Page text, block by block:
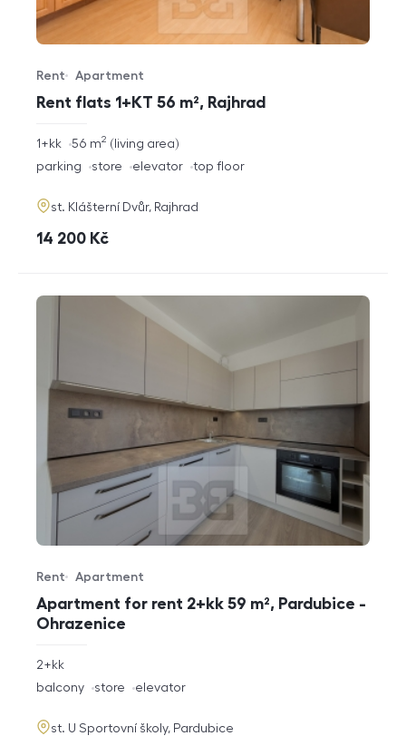
Rent flats 1+KT 56 m², Rajhrad
Offer type
Rent
Property type
Apartment
rozměry
disposition
1+kk living area
56 m2
funkce
parking store elevator top floor
adresa
st. Klášterní Dvůr, Rajhrad
cena
14 200 Kč
Apartment for rent 2+kk 59 m², Pardubice -
Ohrazenice
Offer type
Rent
Property type
Apartment
rozměry
disposition
2+kk
funkce
balcony store elevator
adresa
st. U Sportovní školy, Pardubice